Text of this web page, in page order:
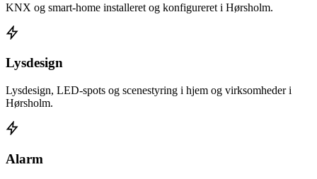
KNX og smart-home installeret og konfigureret i Hørsholm.
Lysdesign
Lysdesign, LED-spots og scenestyring i hjem og virksomheder i
Hørsholm.
Alarm